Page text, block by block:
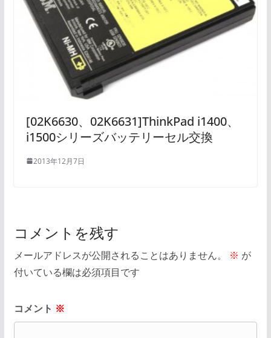
[02K6630、02K6631]ThinkPad i1400、
i1500シリーズバッテリーセル交換
2013年12月7日
コメントを残す
メールアドレスが公開されることはありません。 ※ が
付いている欄は必須項目です
コメント ※